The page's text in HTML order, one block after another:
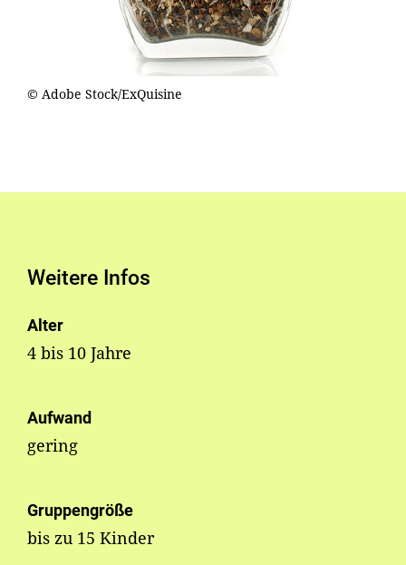
© Adobe Stock/ExQuisine
Weitere Infos
Alter
4 bis 10 Jahre
Aufwand
gering
Gruppengröße
bis zu 15 Kinder